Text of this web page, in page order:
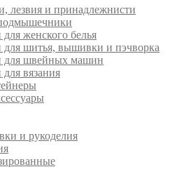
лезвия и принадлежнисти
женского белья
шитья, вышивки и пэчворка
для швейных машин
вязания
и рукоделия